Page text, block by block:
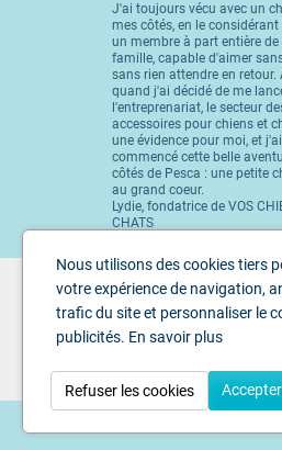
J'ai toujours vécu avec un
mes côtés, en le
un membre à part entière de
famille, capable d'aimer
sans rien attendre en retour.
quand j'ai décidé de me
l'entreprenariat, le secteur
accessoires pour chiens et
une évidence pour moi, et j'ai
commencé cette belle
côtés de Pesca : une petite
au grand coeur.
Lydie, fondatrice de VOS
CHATS
Inscription
Vous pouvez vous
pour cela nos
Nous utilisons des cookies tiers
votre expérience de navigation,
trafic du site et personnaliser le
publicités. En savoir plus
Refuser les cookies